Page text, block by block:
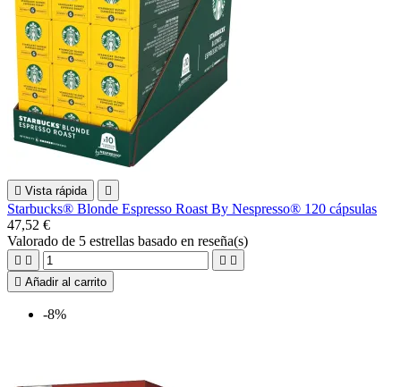
 Vista rápida 
Starbucks® Blonde Espresso Roast By Nespresso® 120 cápsulas
47,52 €
Valorado de 5 estrellas basado en reseña(s)
   
 Añadir al carrito
-8%